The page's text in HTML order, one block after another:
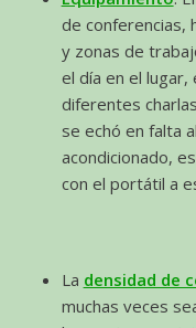
de conferencias,
y zonas de
el día en el
diferentes
se echó en falta
acondicionado,
con el portátil a
La densidad de
muchas veces